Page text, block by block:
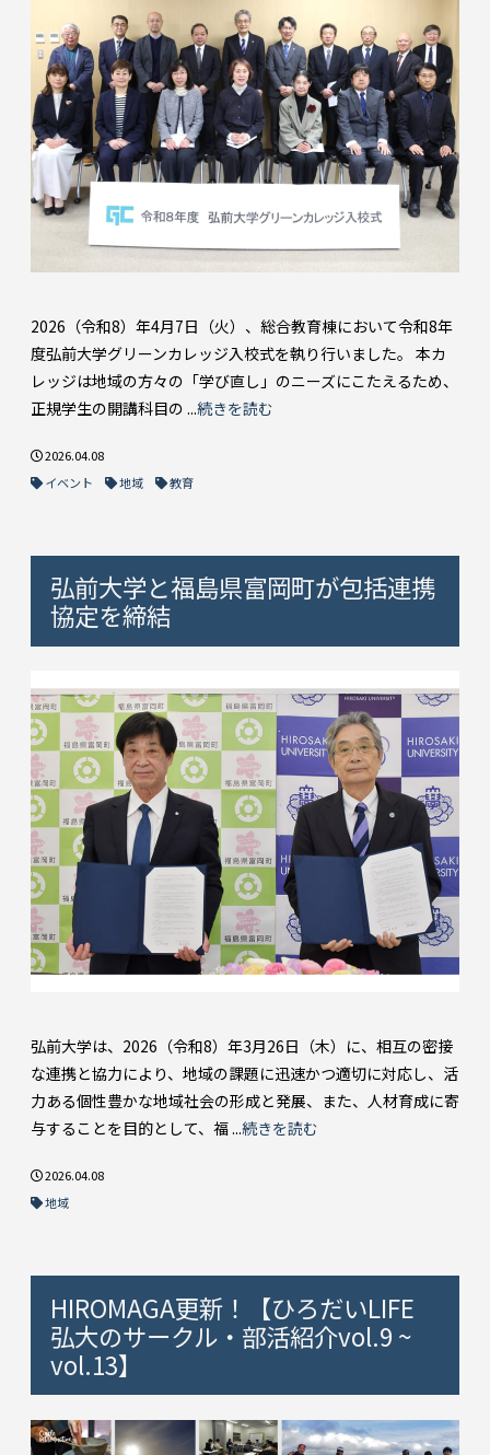
2026（令和8）年4月7日（火）、総合教育棟において令和8年
度弘前大学グリーンカレッジ入校式を執り行いました。 本カ
レッジは地域の方々の「学び直し」のニーズにこたえるため、
正規学生の開講科目の ...続きを読む
2026.04.08
イベント
地域 教育
弘前大学と福島県富岡町が包括連携
協定を締結
弘前大学は、2026（令和8）年3月26日（木）に、相互の密接
な連携と協力により、地域の課題に迅速かつ適切に対応し、活
力ある個性豊かな地域社会の形成と発展、また、人材育成に寄
与することを目的として、福 ...続きを読む
2026.04.08
地域
HIROMAGA更新！【ひろだいLIFE
弘大のサークル・部活紹介vol.9 ~
vol.13】